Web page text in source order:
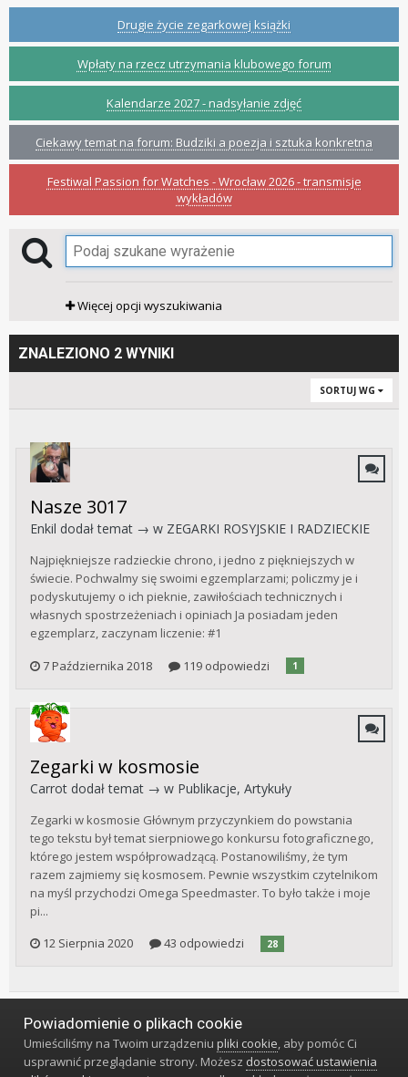
Drugie życie zegarkowej książki
Wpłaty na rzecz utrzymania klubowego forum
Kalendarze 2027 - nadsyłanie zdjęć
Ciekawy temat na forum: Budziki a poezja i sztuka konkretna
Festiwal Passion for Watches - Wrocław 2026 - transmisje
wykładów
Więcej opcji wyszukiwania
ZNALEZIONO 2 WYNIKI
SORTUJ WG
Nasze 3017
Enkil dodał temat → w ZEGARKI ROSYJSKIE I RADZIECKIE
Najpiękniejsze radzieckie chrono, i jedno z piękniejszych w
świecie. Pochwalmy się swoimi egzemplarzami; policzmy je i
podyskutujemy o ich pieknie, zawiłościach technicznych i
własnych spostrzeżeniach i opiniach Ja posiadam jeden
egzemplarz, zaczynam liczenie: #1
7 Października 2018
119 odpowiedzi 1
Zegarki w kosmosie
Carrot dodał temat → w Publikacje, Artykuły
Zegarki w kosmosie Głównym przyczynkiem do powstania
tego tekstu był temat sierpniowego konkursu fotograficznego,
którego jestem współprowadzącą. Postanowiliśmy, że tym
razem zajmiemy się kosmosem. Pewnie wszystkim czytelnikom
na myśl przychodzi Omega Speedmaster. To było także i moje
pi...
12 Sierpnia 2020
43 odpowiedzi 28
Język Styl Polityka prywatności
Klub Miłośników Zegarów i Zegarków
Powered by Invision Community
Powiadomienie o plikach cookie
Umieściliśmy na Twoim urządzeniupliki cookie, aby pomóc Ci
usprawnić przeglądanie strony. Możesz dostosować ustawienia